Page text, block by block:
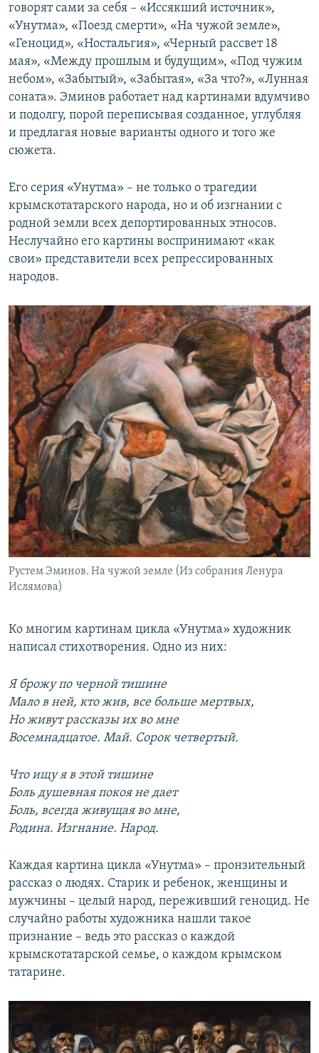
говорят сами за себя – «Иссякший источник»,
«Унутма», «Поезд смерти», «На чужой земле»,
«Геноцид», «Ностальгия», «Черный рассвет 18
мая», «Между прошлым и будущим», «Под чужим
небом», «Забытый», «Забытая», «За что?», «Лунная
соната». Эминов работает над картинами вдумчиво
и подолгу, порой переписывая созданное, углубляя
и предлагая новые варианты одного и того же
сюжета.
Его серия «Унутма» – не только о трагедии
крымскотатарского народа, но и об изгнании с
родной земли всех депортированных этносов.
Неслучайно его картины воспринимают «как
свои» представители всех репрессированных
народов.
Рустем Эминов. На чужой земле (Из собрания Ленура
Ислямова)
Ко многим картинам цикла «Унутма» художник
написал стихотворения. Одно из них:
Я брожу по черной тишине
Мало в ней, кто жив, все больше мертвых,
Но живут рассказы их во мне
Восемнадцатое. Май. Сорок четвертый.
Что ищу я в этой тишине
Боль душевная покоя не дает
Боль, всегда живущая во мне,
Родина. Изгнание. Народ.
Каждая картина цикла «Унутма» – пронзительный
рассказ о людях. Старик и ребенок, женщины и
мужчины – целый народ, переживший геноцид. Не
случайно работы художника нашли такое
признание – ведь это рассказ о каждой
крымскотатарской семье, о каждом крымском
татарине.